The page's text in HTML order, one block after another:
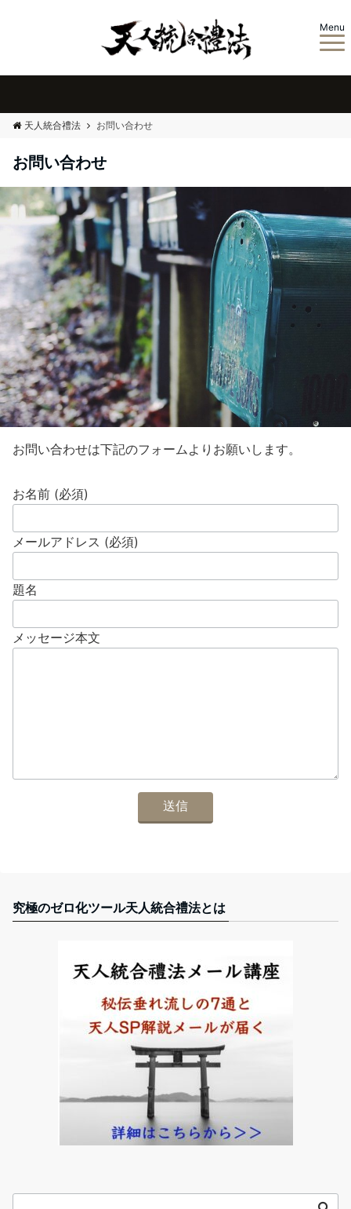
Menu
天人統合禮法 お問い合わせ
お問い合わせ
お問い合わせは下記のフォームよりお願いします。
お名前 (必須)
メールアドレス (必須)
題名
メッセージ本文
究極のゼロ化ツール天人統合禮法とは